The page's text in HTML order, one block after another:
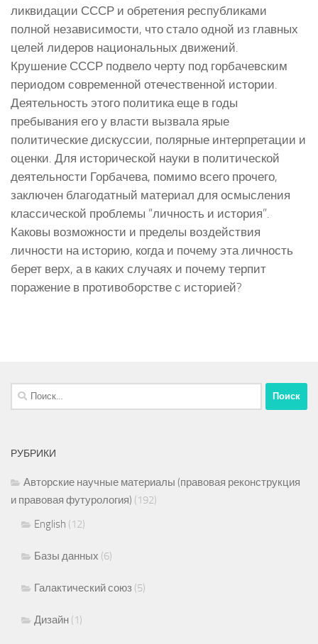
ликвидации СССР и обретения республиками
полной независимости, что стало одной из главных
целей лидеров национальных движений.
Крушение СССР подвело черту под горбачевским
периодом современной отечественной истории.
Деятельность этого политика еще в годы
пребывания его у власти вызвала ярые
политические дискуссии, полярные интерпретации и
оценки. Для исторической науки в политической
деятельности Горбачева, помимо всего прочего,
заключен благодатный материал для осмысления
классической проблемы “личность и история”.
Каковы возможности и пределы воздействия
личности на историю, когда и почему эта личность
берет верх, а в каких случаях и почему терпит
поражение в противоборстве с историей?
Найти:
РУБРИКИ
Авторские научные материалы (правовая реконструкция
и правовая футурология) (192)
English (12)
Базы данных (6)
Галактический союз (5)
Дизайн (1)